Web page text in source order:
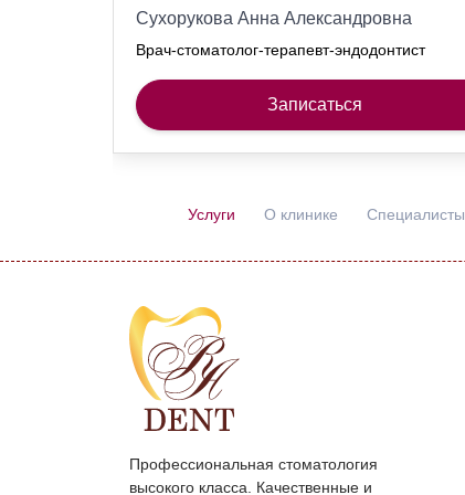
Сухорукова Анна Александровна
Врач-стоматолог-терапевт-эндодонтист
Записаться
Услуги О клинике Специалисты
Профессиональная стоматология
высокого класса. Качественные и